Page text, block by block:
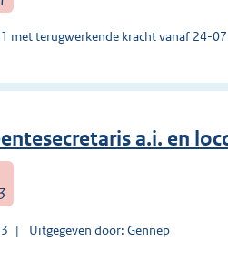
met terugwerkende kracht vanaf 24-
a.i. en
Uitgegeven door: Gennep